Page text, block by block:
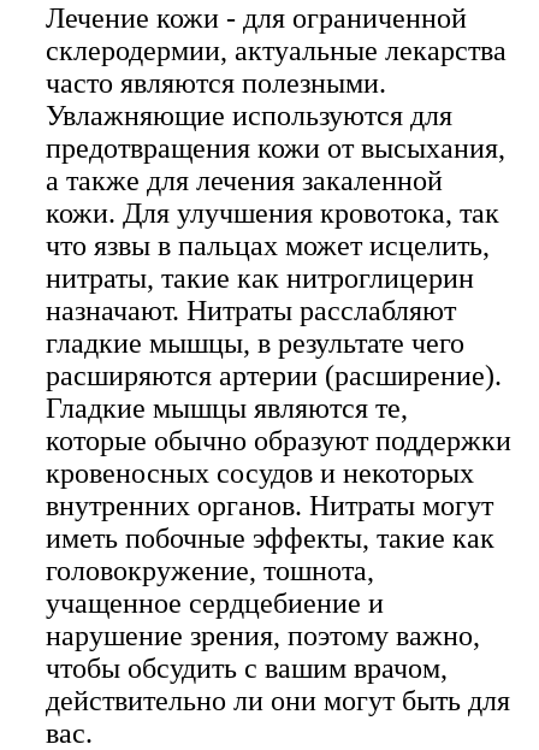
Лечение кожи - для ограниченной
склеродермии, актуальные лекарства
часто являются полезными.
Увлажняющие используются для
предотвращения кожи от высыхания,
а также для лечения закаленной
кожи. Для улучшения кровотока, так
что язвы в пальцах может исцелить,
нитраты, такие как нитроглицерин
назначают. Нитраты расслабляют
гладкие мышцы, в результате чего
расширяются артерии (расширение).
Гладкие мышцы являются те,
которые обычно образуют поддержки
кровеносных сосудов и некоторых
внутренних органов. Нитраты могут
иметь побочные эффекты, такие как
головокружение, тошнота,
учащенное сердцебиение и
нарушение зрения, поэтому важно,
чтобы обсудить с вашим врачом,
действительно ли они могут быть для
вас.